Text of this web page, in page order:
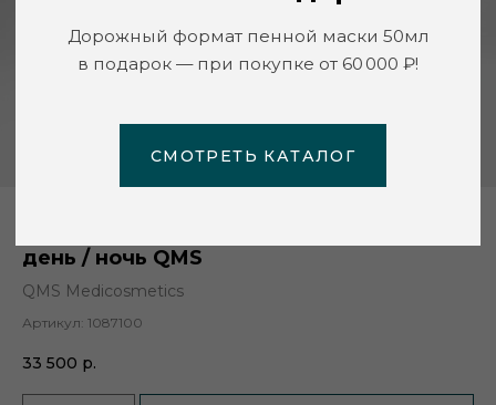
день / ночь QMS
QMS Medicosmetics
Артикул: 1087100
33 500 р.